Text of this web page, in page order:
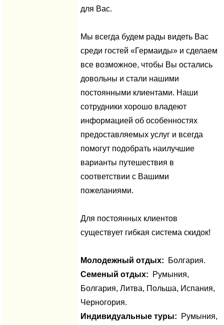
для Вас.
Мы всегда будем рады видеть Вас
среди гостей «Гермаиды» и сделаем
все возможное, чтобы Вы остались
довольны и стали нашими
постоянными клиентами. Наши
сотрудники хорошо владеют
информацией об особенностях
предоставляемых услуг и всегда
помогут подобрать наилучшие
варианты путешествия в
соответствии с Вашими
пожеланиями.
Для постоянных клиентов
существует гибкая система скидок!
Молодежный отдых: Болгария.
Семеный отдых: Румыния,
Болгария, Литва, Польша, Испания,
Черногория.
Индивидуальные туры: Румыния,